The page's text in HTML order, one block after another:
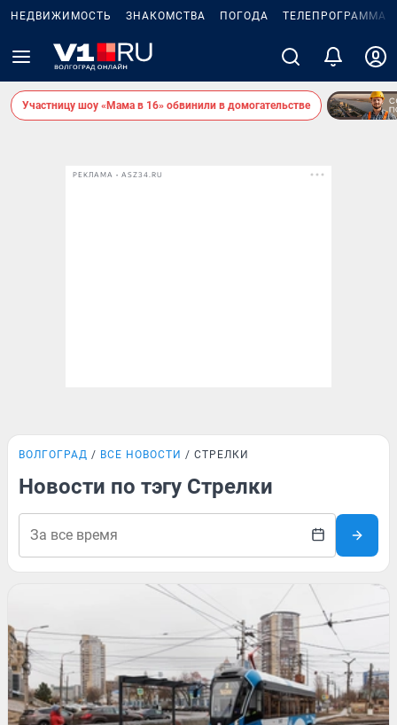
НЕДВИЖИМОСТЬ ЗНАКОМСТВА ПОГОДА ТЕЛЕПРОГРАММА
Участницу шоу «Мама в 16» обвинили в домогательстве
РЕКЛАМА • ASZ34.RU
ВОЛГОГРАД ВСЕ НОВОСТИ СТРЕЛКИ
Новости по тэгу Стрелки